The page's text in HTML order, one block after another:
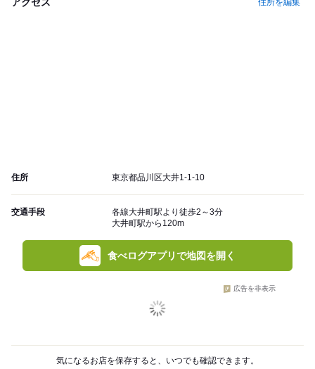
住所を編集
住所 東京都品川区大井1-1-10
交通手段
各線大井町駅より徒歩2～3分
大井町駅から120m
食べログアプリで地図を開く
広告を非表示
気になるお店を保存すると、いつでも確認できます。